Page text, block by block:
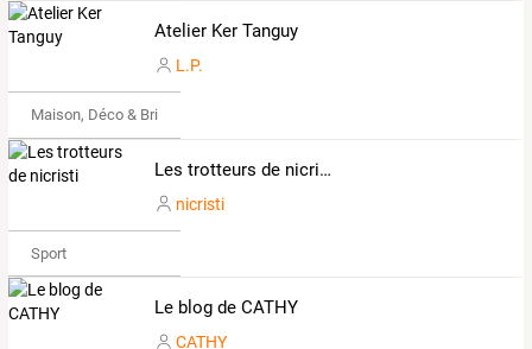
Atelier Ker Tanguy
L.P.
Maison, Déco & Bricolage
Les trotteurs de nicristi
nicristi
Sport
Le blog de CATHY
CATHY